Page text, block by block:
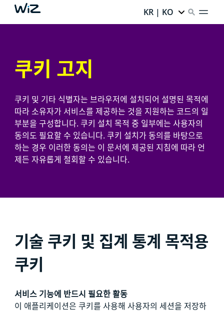
KR | KO
쿠키 고지
쿠키 및 기타 식별자는 브라우저에 설치되어 설명된 목적에
따라 소유자가 서비스를 제공하는 것을 지원하는 코드의 일
부분을 구성합니다. 쿠키 설치 목적 중 일부에는 사용자의
동의도 필요할 수 있습니다. 쿠키 설치가 동의를 바탕으로
하는 경우 이러한 동의는 이 문서에 제공된 지침에 따라 언
제든 자유롭게 철회할 수 있습니다.
기술 쿠키 및 집계 통계 목적용
쿠키
서비스 기능에 반드시 필요한 활동
이 애플리케이션은 쿠키를 사용해 사용자의 세션을 저장하